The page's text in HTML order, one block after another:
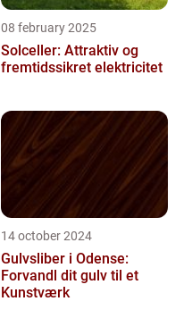
08 february 2025
Solceller: Attraktiv og
fremtidssikret elektricitet
14 october 2024
Gulvsliber i Odense:
Forvandl dit gulv til et
Kunstværk